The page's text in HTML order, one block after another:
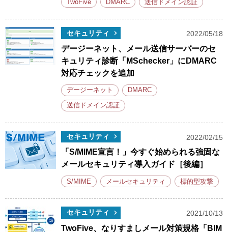
TwoFive DMARC 送信ドメイン認証
セキュリティ 2022/05/18
デージーネット、メール送信サーバーのセ
キュリティ診断「MSchecker」にDMARC
対応チェックを追加
デージーネット DMARC
送信ドメイン認証
セキュリティ 2022/02/15
「S/MIME宣言！」今すぐ始められる強固な
メールセキュリティ導入ガイド［後編］
S/MIME メールセキュリティ 標的型攻撃
セキュリティ 2021/10/13
TwoFive、なりすましメール対策規格「BIM